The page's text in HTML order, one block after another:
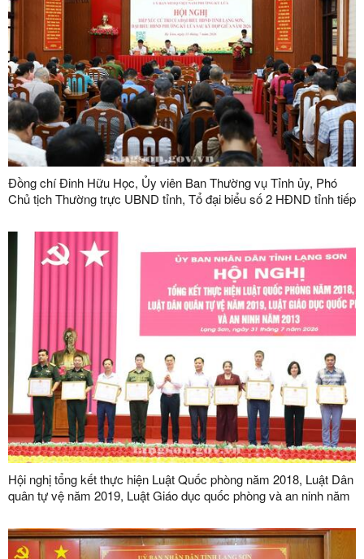
Đồng chí Đinh Hữu Học, Ủy viên Ban Thường vụ Tỉnh ủy, Phó
Chủ tịch Thường trực UBND tỉnh, Tổ đại biểu số 2 HĐND tỉnh tiếp
Hội nghị tổng kết thực hiện Luật Quốc phòng năm 2018, Luật Dân
quân tự vệ năm 2019, Luật Giáo dục quốc phòng và an ninh năm